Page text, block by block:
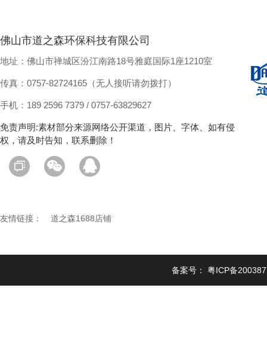
佛山市道之森环保科技有限公司
地址：佛山市禅城区汾江南路18号雅庭国际1座1210室
传真：0757-82724165（无人接听请勿拨打）
手机：189 2596 7379 / 0757-63829627
免责声明:素材部分来源网络公开渠道，图片、字体、如有侵
权，请及时告知，联系删除！
友情链接： 道之森1688店铺
备案号： 粤ICP备